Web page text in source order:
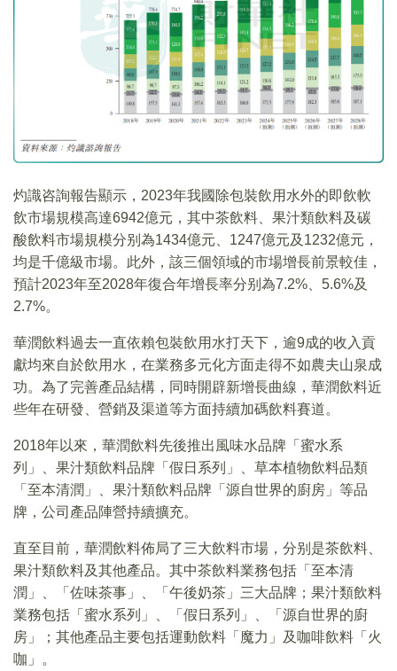
灼識咨詢報告顯示，2023年我國除包裝飲用水外的即飲軟
飲市場規模高達6942億元，其中茶飲料、果汁類飲料及碳
酸飲料市場規模分别為1434億元、1247億元及1232億元，
均是千億級市場。此外，該三個領域的市場增長前景較佳，
預計2023年至2028年復合年增長率分别為7.2%、5.6%及
2.7%。
華潤飲料過去一直依賴包裝飲用水打天下，逾9成的收入貢
獻均來自於飲用水，在業務多元化方面走得不如農夫山泉成
功。為了完善產品結構，同時開辟新增長曲線，華潤飲料近
些年在研發、營銷及渠道等方面持續加碼飲料賽道。
2018年以來，華潤飲料先後推出風味水品牌「蜜水系
列」、果汁類飲料品牌「假日系列」、草本植物飲料品類
「至本清潤」、果汁類飲料品牌「源自世界的廚房」等品
牌，公司產品陣營持續擴充。
直至目前，華潤飲料佈局了三大飲料市場，分别是茶飲料、
果汁類飲料及其他產品。其中茶飲料業務包括「至本清
潤」、「佐味茶事」、「午後奶茶」三大品牌；果汁類飲料
業務包括「蜜水系列」、「假日系列」、「源自世界的廚
房」；其他產品主要包括運動飲料「魔力」及咖啡飲料「火
咖」。